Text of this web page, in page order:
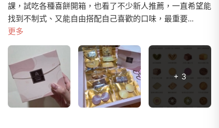
課，試吃各種喜餅開箱，也看了不少新人推薦，一直希望能
找到不制式、又能自由搭配自己喜歡的口味，最重要...
更多
+ 3